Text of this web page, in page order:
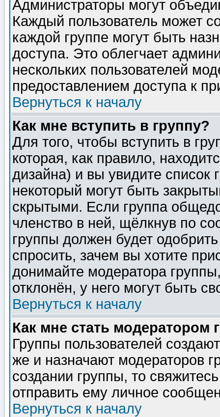
Администраторы могут
Каждый пользователь может
каждой группе могут быть
доступа. Это облегчает
нескольких пользователей
предоставлением доступа к
Вернуться к началу
Как мне вступить в группу?
Для того, чтобы вступить в
которая, как правило,
дизайна) и вы увидите список
некоторый могут быть
скрытыми. Если группа
членство в ней, щёлкнув по
группы должен будет
спросить, зачем вы хотите
донимайте модератора
отклонён, у него могут быть
Вернуться к началу
Как мне стать модератором
Группы пользователей
же и назначают модераторов
создании группы, то
отправить ему личное
Вернуться к началу